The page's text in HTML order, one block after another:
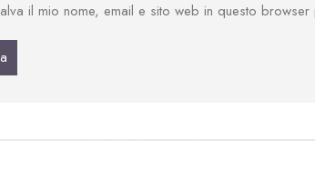
il mio nome, email e sito web in questo